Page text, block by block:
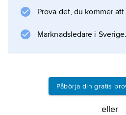
Vid
orogenes
, skapandet av bergskedjor,
Information om
Prova det, du kommer
Marknadsledare i Sverige.
Påbörja din gratis
eller